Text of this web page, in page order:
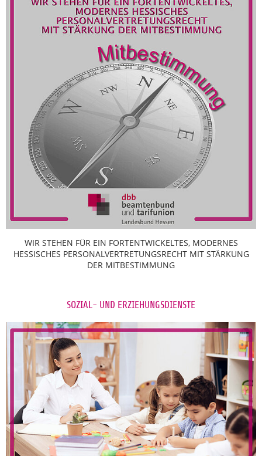
WIR STEHEN FÜR EIN FORTENTWICKELTES, MODERNES
HESSISCHES PERSONALVERTRETUNGSRECHT MIT STÄRKUNG
DER MITBESTIMMUNG
SOZIAL- UND ERZIEHUNGSDIENSTE